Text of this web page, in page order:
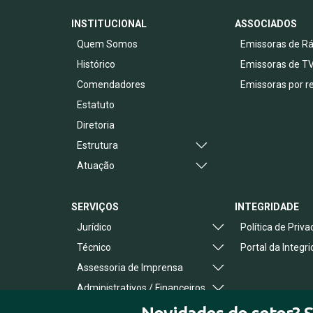
INSTITUCIONAL
Quem Somos
Histórico
Comendadores
Estatuto
Diretoria
Estrutura
Atuação
ASSOCIADOS
Emissoras de
Emissoras de
Emissoras por
SERVIÇOS
Jurídico
Técnico
Assessoria de Imprensa
Administrativos / Financeiros
Benefícios ao Associado
INTEGRIDADE
Política de
Portal da